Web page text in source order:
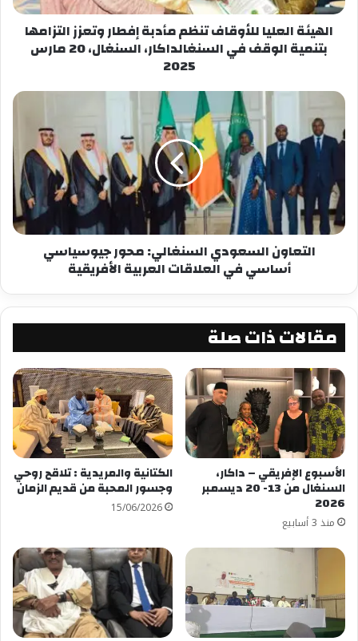
معجب بهذه:
الهيئة العليا للأوقاف تنظم مأدبة إفطار وتعزز التزامها
بتنمية الوقف في السنغالداكار، السنغال، 20 مارس
2025
التعاون السعودي السنغالي: محور جيوسياسي
أساسي في العلاقات العربية الأفريقية
مقالات ذات صلة
الأسبوع الإفريقي – داكار،
السنغال من 13- 20 ديسمبر
2026
منذ 3 أسابيع
الكتانية والمريدية : تلاقح روحي
وجسور المحبة من قديم الزمان
15/06/2026